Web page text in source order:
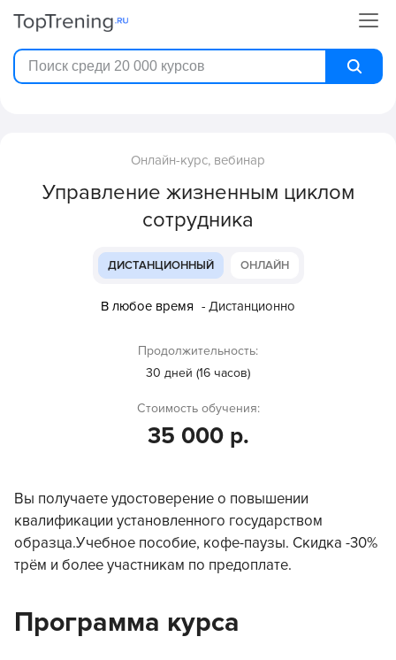
Онлайн-курс, вебинар
Управление жизненным циклом
сотрудника
ДИСТАНЦИОННЫЙ ОНЛАЙН
В любое время - Дистанционно
Продолжительность:
30 дней (16 часов)
Стоимость обучения:
35 000 р.
Вы получаете удостоверение о повышении
квалификации установленного государством
образца.Учебное пособие, кофе-паузы. Скидка -30%
трём и более участникам по предоплате.
Программа курса